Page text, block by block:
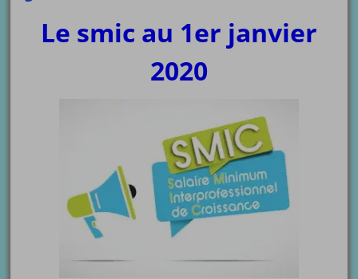
Le smic au 1er janvier
2020